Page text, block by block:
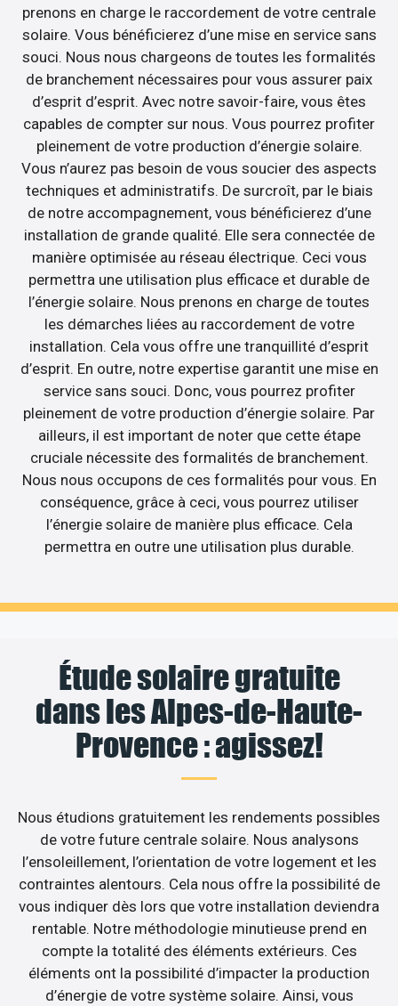
prenons en charge le raccordement de votre centrale
solaire. Vous bénéficierez d’une mise en service sans
souci. Nous nous chargeons de toutes les formalités
de branchement nécessaires pour vous assurer paix
d’esprit d’esprit. Avec notre savoir-faire, vous êtes
capables de compter sur nous. Vous pourrez profiter
pleinement de votre production d’énergie solaire.
Vous n’aurez pas besoin de vous soucier des aspects
techniques et administratifs. De surcroît, par le biais
de notre accompagnement, vous bénéficierez d’une
installation de grande qualité. Elle sera connectée de
manière optimisée au réseau électrique. Ceci vous
permettra une utilisation plus efficace et durable de
l’énergie solaire. Nous prenons en charge de toutes
les démarches liées au raccordement de votre
installation. Cela vous offre une tranquillité d’esprit
d’esprit. En outre, notre expertise garantit une mise en
service sans souci. Donc, vous pourrez profiter
pleinement de votre production d’énergie solaire. Par
ailleurs, il est important de noter que cette étape
cruciale nécessite des formalités de branchement.
Nous nous occupons de ces formalités pour vous. En
conséquence, grâce à ceci, vous pourrez utiliser
l’énergie solaire de manière plus efficace. Cela
permettra en outre une utilisation plus durable.
Étude solaire gratuite
dans les Alpes-de-Haute-
Provence : agissez!
Nous étudions gratuitement les rendements possibles
de votre future centrale solaire. Nous analysons
l’ensoleillement, l’orientation de votre logement et les
contraintes alentours. Cela nous offre la possibilité de
vous indiquer dès lors que votre installation deviendra
rentable. Notre méthodologie minutieuse prend en
compte la totalité des éléments extérieurs. Ces
éléments ont la possibilité d’impacter la production
d’énergie de votre système solaire. Ainsi, vous